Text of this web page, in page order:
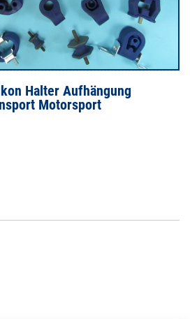
Halter Aufhängung
Motorsport